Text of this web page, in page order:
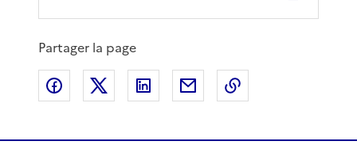
Partager la page
Partager sur Facebook
Partager sur XPartager sur LinkedIn
Partager par email